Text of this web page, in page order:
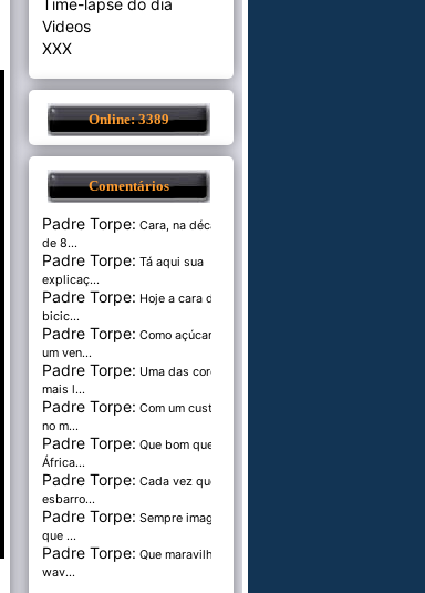
Time-lapse do dia
Videos
XXX
Online: 3389
Comentários
Padre Torpe: Cara, na década
de 8...
Padre Torpe: Tá aqui sua
explicaç...
Padre Torpe: Hoje a cara de
bicic...
Padre Torpe: Como açúcar é
um ven...
Padre Torpe: Uma das cores
mais l...
Padre Torpe: Com um custo de
no m...
Padre Torpe: Que bom que a
África...
Padre Torpe: Cada vez que
esbarro...
Padre Torpe: Sempre imaginei
que ...
Padre Torpe: Que maravilha de
wav...